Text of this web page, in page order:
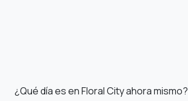
¿Qué día es en Floral City ahora mismo?